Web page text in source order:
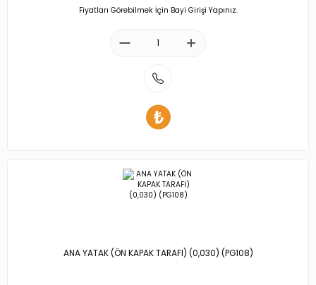
Fiyatları Görebilmek İçin Bayi Girişi Yapınız.
ANA YATAK (ÖN KAPAK TARAFI) (0,030) (PG108)